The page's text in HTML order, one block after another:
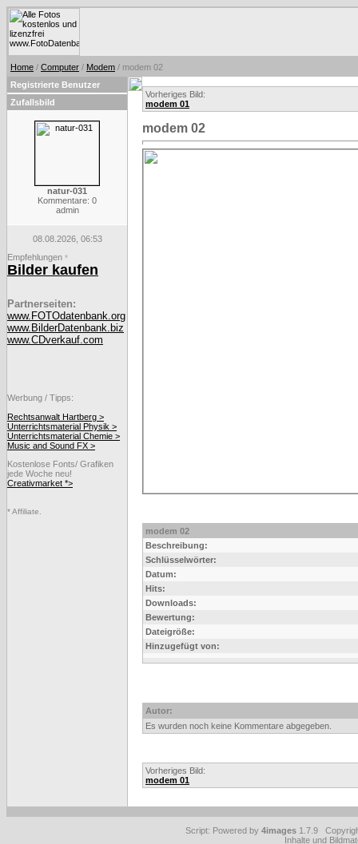
Home / Computer / Modem / modem 02
Registrierte Benutzer
Zufallsbild
natur-031
Kommentare: 0
admin
08.08.2026, 06:53
Empfehlungen *
Bilder kaufen
Partnerseiten:
www.FOTOdatenbank.org
www.BilderDatenbank.biz
www.CDverkauf.com
Werbung / Tipps:
Rechtsanwalt Hartberg >
Unterrichtsmaterial Physik >
Unterrichtsmaterial Chemie >
Music and Sound FX >
Kostenlose Fonts/ Grafiken
jede Woche neu!
Creativmarket *>
* Affiliate.
Vorheriges Bild:
modem 01
modem 02
modem 02
Beschreibung:
Schlüsselwörter:
Datum:
Hits:
Downloads:
Bewertung:
Dateigröße:
Hinzugefügt von:
Autor:
Es wurden noch keine Kommentare abgegeben.
Vorheriges Bild:
modem 01
Script: Powered by 4images 1.7.9
Inhalte und